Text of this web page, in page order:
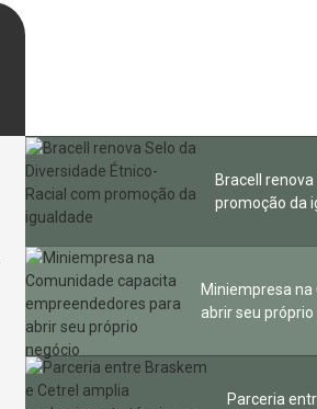
Bracell
promoção da
Miniempresa
abrir seu próprio
Parceria